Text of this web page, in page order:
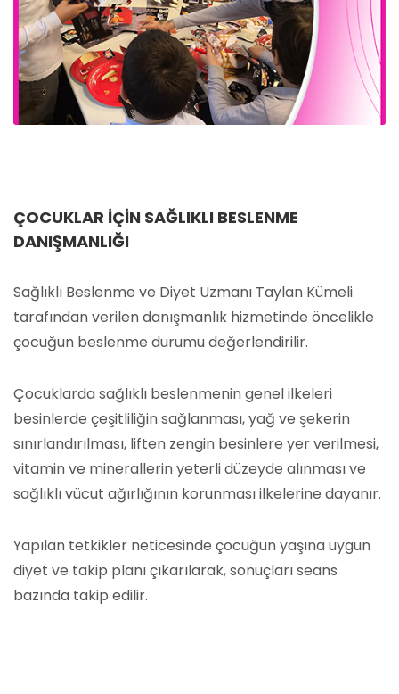
ÇOCUKLAR İÇIN SAĞLIKLI BESLENME
DANIŞMANLIĞI
Sağlıklı Beslenme ve Diyet Uzmanı Taylan Kümeli
tarafından verilen danışmanlık hizmetinde öncelikle
çocuğun beslenme durumu değerlendirilir.
Çocuklarda sağlıklı beslenmenin genel ilkeleri
besinlerde çeşitliliğin sağlanması, yağ ve şekerin
sınırlandırılması, liften zengin besinlere yer verilmesi,
vitamin ve minerallerin yeterli düzeyde alınması ve
sağlıklı vücut ağırlığının korunması ilkelerine dayanır.
Yapılan tetkikler neticesinde çocuğun yaşına uygun
diyet ve takip planı çıkarılarak, sonuçları seans
bazında takip edilir.